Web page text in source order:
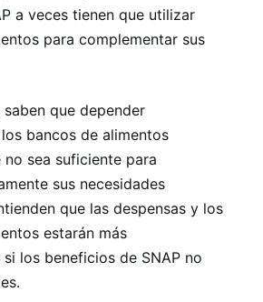
a veces tienen que utilizar
para complementar sus
saben que depender
bancos de alimentos
sea suficiente para
sus necesidades
que las despensas y los
estarán más
los beneficios de SNAP no